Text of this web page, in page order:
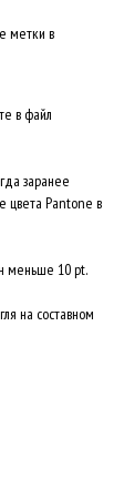
метки в
в файл
заранее
цвета Pantone в
меньше 10 pt.
на составном